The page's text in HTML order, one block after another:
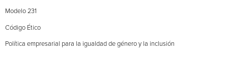
Modelo 231
Código Ético
Política empresarial para la igualdad de género y la inclusión